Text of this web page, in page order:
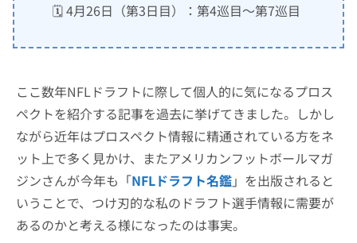
🗓️ 4月26日（第3日目）：第4巡目〜第7巡目
ここ数年NFLドラフトに際して個人的に気になるプロス
ペクトを紹介する記事を過去に挙げてきました。しかし
ながら近年はプロスペクト情報に精通されている方をネ
ット上で多く見かけ、またアメリカンフットボールマガ
ジンさんが今年も「NFLドラフト名鑑」を出版されると
いうことで、つけ刃的な私のドラフト選手情報に需要が
あるのかと考える様になったのは事実。